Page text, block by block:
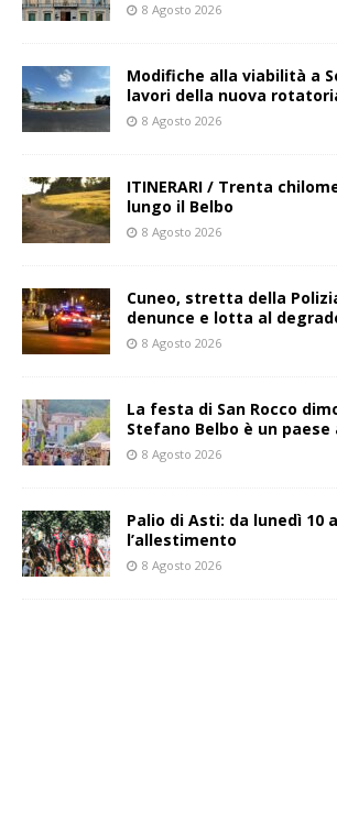
8 Agosto 2026
Modifiche alla viabilità a
lavori della nuova
8 Agosto 2026
ITINERARI / Trenta
lungo il Belbo
8 Agosto 2026
Cuneo, stretta della
denunce e lotta al
8 Agosto 2026
La festa di San Rocco
Stefano Belbo è un
8 Agosto 2026
Palio di Asti: da lunedì 10
l’allestimento
8 Agosto 2026